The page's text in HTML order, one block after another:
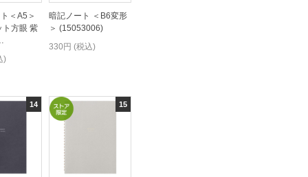
＜A5＞
ト方眼 紫
)
暗記ノート ＜B6変形
＞ (15053006)
330円 (税込)